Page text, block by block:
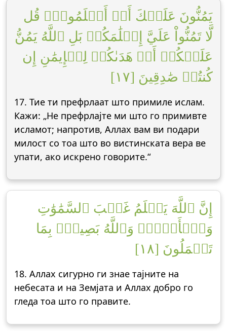
يَمُنُّونَ عَلَيۡكَ أَنۡ أَسۡلَمُواْۖ قُل
لَّا تَمُنُّواْ عَلَيَّ إِسۡلَٰمَكُمۖ بَلِ ٱللَّهُ يَمُنُّ
عَلَيۡكُمۡ أَنۡ هَدَىٰكُمۡ لِلۡإِيمَٰنِ إِن
كُنتُمۡ صَٰدِقِينَ [١٧]
17. Тие ти префрлаат што примиле ислам.
Кажи: „Не префрлајте ми што го примивте
исламот; напротив, Аллах вам ви подари
милост со тоа што во вистинската вера ве
упати, ако искрено говорите.“
إِنَّ ٱللَّهَ يَعۡلَمُ غَيۡبَ ٱلسَّمَٰوَٰتِ
وَٱلۡأَرۡضِۚ وَٱللَّهُ بَصِيرُۢ بِمَا
تَعۡمَلُونَ [١٨]
18. Аллах сигурно ги знае тајните на
небесaтa и на Земјата и Аллах добро го
гледа тоа што го правите.